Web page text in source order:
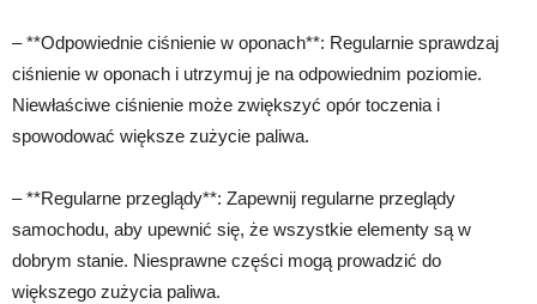
– **Odpowiednie ciśnienie w oponach**: Regularnie sprawdzaj
ciśnienie w oponach i utrzymuj je na odpowiednim poziomie.
Niewłaściwe ciśnienie może zwiększyć opór toczenia i
spowodować większe zużycie paliwa.
– **Regularne przeglądy**: Zapewnij regularne przeglądy
samochodu, aby upewnić się, że wszystkie elementy są w
dobrym stanie. Niesprawne części mogą prowadzić do
większego zużycia paliwa.